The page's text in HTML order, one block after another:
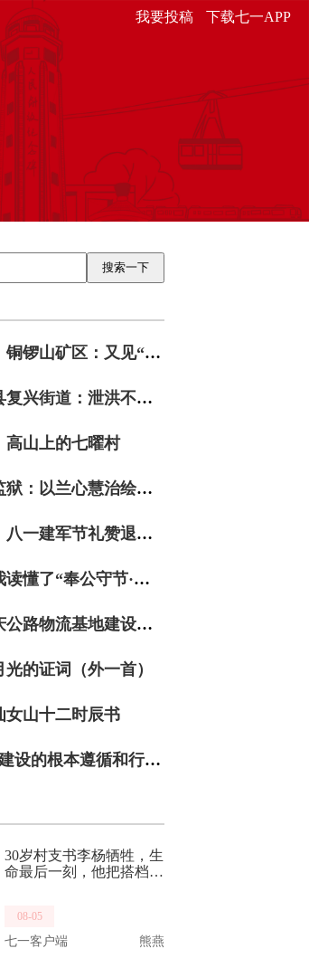
我要投稿 下载七一APP
山矿区：又见“靠山吃山”
：泄洪不泄责 数智护民安
高山上的七曜村
心慧治绘就党建引领新图景
军节礼赞退役军人词二首
“奉公守节·实干争先”
事长祝向波：让通道“流量”转化为产业“留量”经济“增量”
的证词（外一首）
女山十二时辰书
的根本遵循和行动指南
30岁村支书李杨牺牲，生
命最后一刻，他把搭档推
走好！
08-05
七一客户端 熊燕